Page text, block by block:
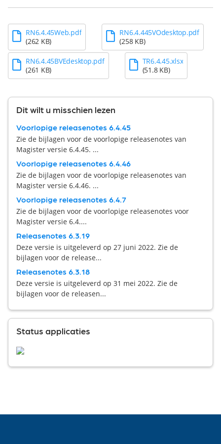
RN6.4.45Web.pdf
(262 KB)
RN6.4.445VOdesktop.pdf
(258 KB)
RN6.4.45BVEdesktop.pdf
(261 KB)
TR6.4.45.xlsx
(51.8 KB)
Dit wilt u misschien lezen
Voorlopige releasenotes 6.4.45
Zie de bijlagen voor de voorlopige releasenotes van
Magister versie 6.4.45. ...
Voorlopige releasenotes 6.4.46
Zie de bijlagen voor de voorlopige releasenotes van
Magister versie 6.4.46. ...
Voorlopige releasenotes 6.4.7
Zie de bijlagen voor de voorlopige releasenotes voor
Magister versie 6.4....
Releasenotes 6.3.19
Deze versie is uitgeleverd op 27 juni 2022. Zie de
bijlagen voor de release...
Releasenotes 6.3.18
Deze versie is uitgeleverd op 31 mei 2022. Zie de
bijlagen voor de releasen...
Status applicaties